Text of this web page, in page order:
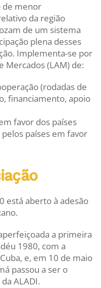
de menor
da região
de um sistema
plena desses
Implementa-se por
Mercados (LAM) de:
(rodadas de
financiamento, apoio
favor dos países
países em favor
está aberto à adesão
a primeira
1980, com a
e, em 10 de maio
passou a ser o
ALADI.